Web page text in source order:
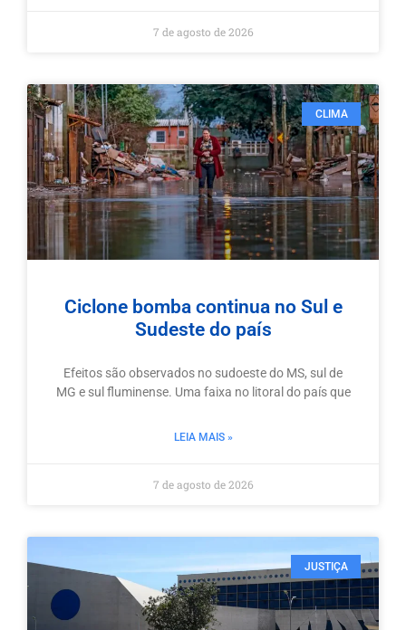
7 de agosto de 2026
CLIMA
Ciclone bomba continua no Sul e
Sudeste do país
Efeitos são observados no sudoeste do MS, sul de
MG e sul fluminense. Uma faixa no litoral do país que
LEIA MAIS »
7 de agosto de 2026
JUSTIÇA